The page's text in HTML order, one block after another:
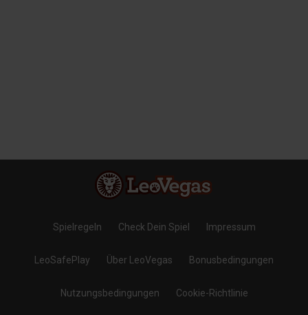
Spielregeln Check Dein Spiel Impressum
LeoSafePlay Über LeoVegas Bonusbedingungen
Nutzungsbedingungen Cookie-Richtlinie